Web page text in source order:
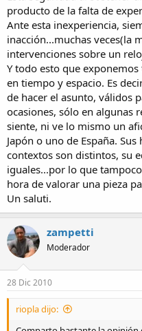
producto de la falta de
Ante esta inexperiencia,
inacción...muchas veces(la
intervenciones sobre un
Y todo esto que
en tiempo y espacio. Es
de hacer el asunto, válidos
ocasiones, sólo en algunas
siente, ni ve lo mismo un
Japón o uno de España.
contextos son distintos, su
iguales...por lo que
hora de valorar una pieza
Un saluti.
zampetti
Moderador
28 Dic 2010
riopla dijo: